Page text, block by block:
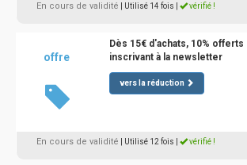
En cours de validité | Utilisé 14 fois vérifié !
offre
Dès 15€ d'achats, 10%
inscrivant à la newsletter
vers la réduction
En cours de validité | Utilisé 12 fois vérifié !